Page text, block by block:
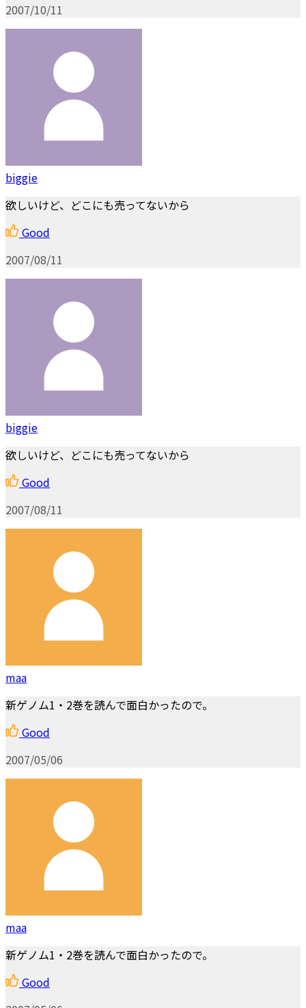
2007/10/11
biggie
欲しいけど、どこにも売ってないから
Good
2007/08/11
biggie
欲しいけど、どこにも売ってないから
Good
2007/08/11
maa
新ゲノム1・2巻を読んで面白かったので。
Good
2007/05/06
maa
新ゲノム1・2巻を読んで面白かったので。
Good